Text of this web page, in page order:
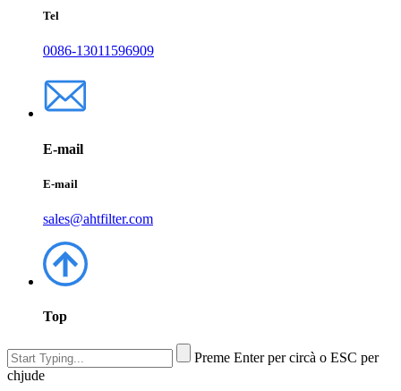
Tel
0086-13011596909
E-mail
E-mail
sales@ahtfilter.com
Top
Preme Enter per circà o ESC per
chjude